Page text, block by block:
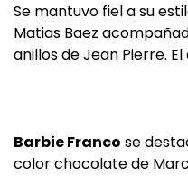
Se mantuvo fiel a su
Matias Baez
anillos de Jean Pierre.
Barbie Franco se
color chocolate de